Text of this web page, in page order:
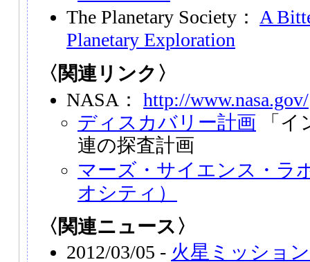
The Planetary Society： A
Planetary Exploration
〈関連リンク〉
NASA： http://www.nasa.gov/
ディスカバリー計画 「イ
連の探査計画
マーズ・サイエンス・ラ
オシティ）
〈関連ニュース〉
2012/03/05 - 火星ミッショ